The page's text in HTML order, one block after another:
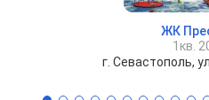
ЖК
1кв.
г. Севастополь,